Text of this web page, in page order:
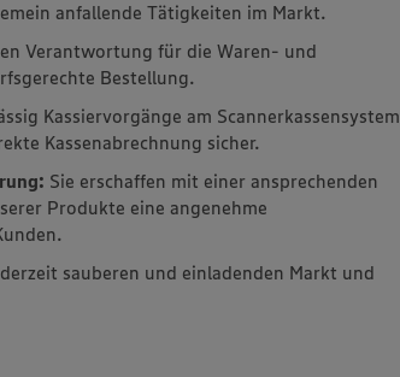
anfallende Tätigkeiten im Markt.
Verantwortung für die Waren- und
Bestellung.
Kassiervorgänge am Scannerkassensystem
Kassenabrechnung sicher.
Sie erschaffen mit einer ansprechenden
Produkte eine angenehme
sauberen und einladenden Markt und